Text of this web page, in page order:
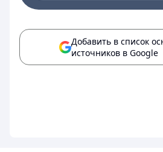
Добавить в список
источников в Google